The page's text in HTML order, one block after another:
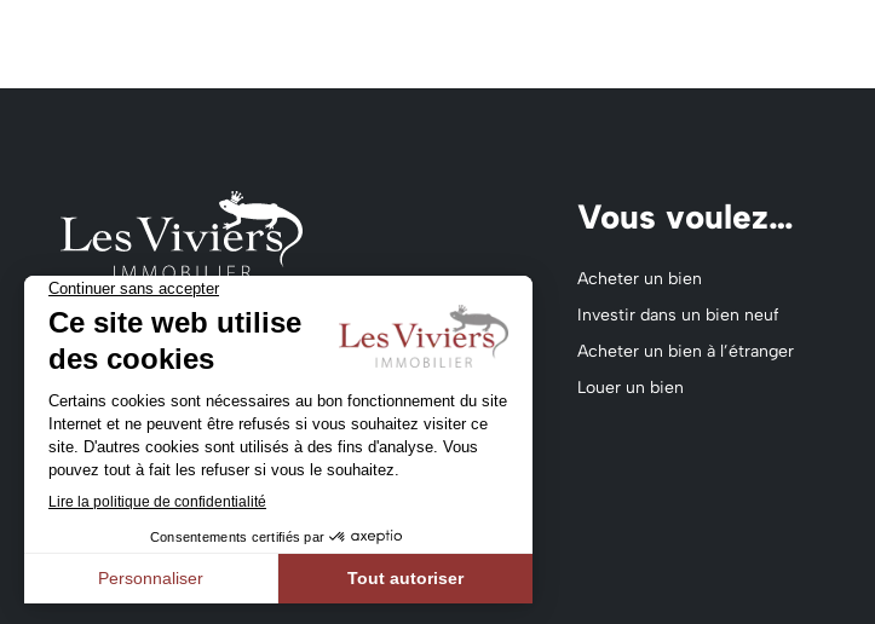
Un projet immobilier
en Belgique ?
Contactez-nous
Vous voulez…
Acheter un bien
Investir dans un bien neuf
Acheter un bien à l’étranger
Louer un bien